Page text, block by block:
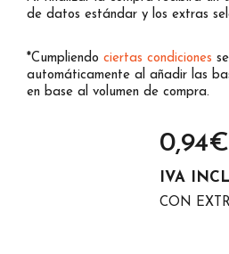
de datos estándar y los extras
*Cumpliendo ciertas condiciones
automáticamente al añadir las
en base al volumen de compra.
0,94
IVA
CON